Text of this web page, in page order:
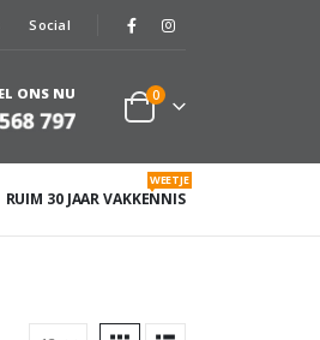
Social
ONS NU 0
RUIM 30 JAAR VAKKENNIS
WEETJE